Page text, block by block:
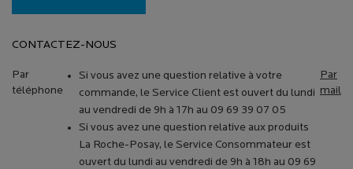
CONTACTEZ-NOUS
Par
téléphone
Si vous avez une question relative à votre
commande, le Service Client est ouvert du lundi
au vendredi de 9h à 17h au 09 69 39 07 05
Si vous avez une question relative aux produits
La Roche-Posay, le Service Consommateur est
ouvert du lundi au vendredi de 9h à 18h au 09 69
Par
mail